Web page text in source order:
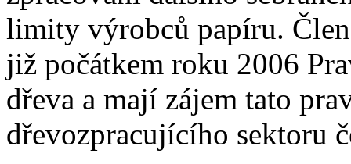
limity výrobců papíru.
již počátkem roku 2006
dřeva a mají zájem tato
dřevozpracujícího sektoru